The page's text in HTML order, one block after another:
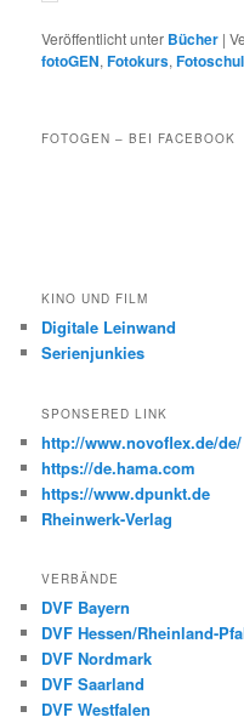
Veröffentlicht unter Bücher |
fotoGEN,Fotokurs,
FOTOGEN – BEI FACEBOOK
KINO UND FILM
Digitale Leinwand
Serienjunkies
SPONSERED LINK
http://www.novoflex.de/de/
https://de.hama.com
https://www.dpunkt.de
Rheinwerk-Verlag
VERBÄNDE
DVF Bayern
DVF Hessen/Rheinland-
DVF Nordmark
DVF Saarland
DVF Westfalen